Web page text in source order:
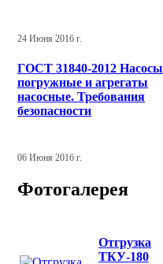
24 Июня 2016 г.
ГОСТ 31840-2012 Насосы
погружные и агрегаты
насосные. Требования
безопасности
06 Июня 2016 г.
Фотогалерея
Отгрузка
ТКУ-180